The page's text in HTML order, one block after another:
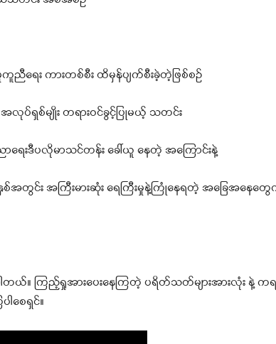
ေး ကားတစ်စီး ထိမှန်ပျက်စီးခဲ့တဲ့ဖြစ်စဉ်
ပ်ရှစ်မျိုး တရားဝင်ခွင့်ပြုမယ့် သတင်း
ေးဒီပလိုမာသင်တန်း ခေါ်ယူ နေတဲ့ အကြောင်းနဲ့
တွင်း အကြီးမားဆုံး ရေကြီးမှုနဲ့ကြုံနေရတဲ့ အခြေအနေတွေ
။ ကြည့်ရှုအားပေးနေကြတဲ့ ပရိတ်သတ်များအားလုံး နဲ့ က
စေရှင်။